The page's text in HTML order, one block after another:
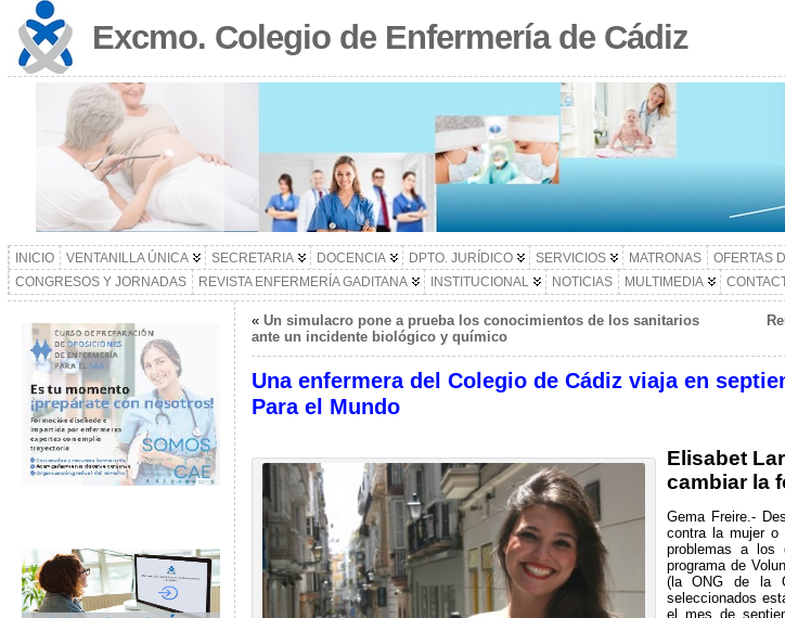
Excmo. Colegio de Enfermería de Cádiz
INICIO VENTANILLA ÚNICA SECRETARIA DOCENCIA DPTO. JURÍDICO SERVICIOS MATRONAS OFERTAS
CONGRESOS Y JORNADAS
REVISTA ENFERMERÍA GADITANA INSTITUCIONAL NOTICIAS MULTIMEDIA
« Un simulacro pone a prueba los conocimientos de los sanitarios
ante un incidente biológico y químico
Una enfermera del Colegio de Cádiz viaja en
Para el Mundo
Elisabet
cambiar la
Gema Freire.-
contra la mujer o
problemas a los
programa de
(la ONG de la
seleccionados
el mes de